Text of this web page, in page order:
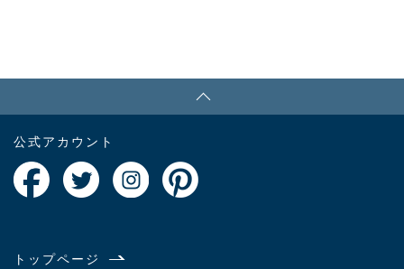
公式アカウント
トップページ